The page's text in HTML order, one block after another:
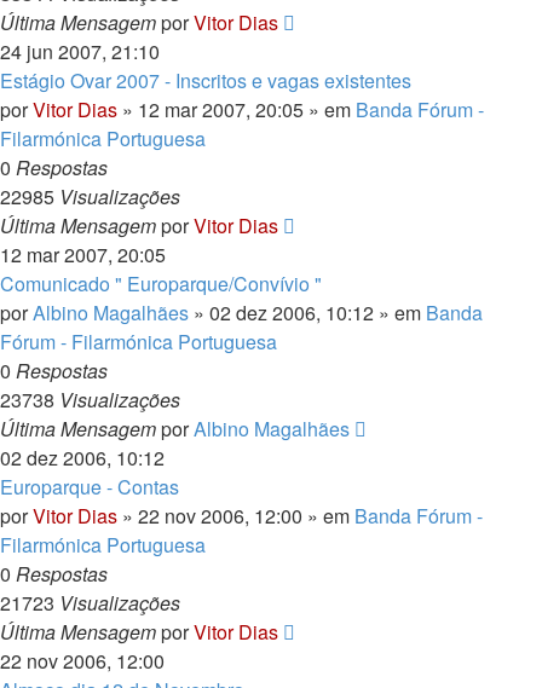
Última MensagemporVitor Dias
24 jun 2007, 21:10
Estágio Ovar 2007 - Inscritos e vagas existentes
porVitor Dias » 12 mar 2007, 20:05 » em Banda Fórum -
Filarmónica Portuguesa
0 Respostas
22985 Visualizações
Última MensagemporVitor Dias
12 mar 2007, 20:05
Comunicado " Europarque/Convívio "
porAlbino Magalhães » 02 dez 2006, 10:12 » em Banda
Fórum - Filarmónica Portuguesa
0 Respostas
23738 Visualizações
Última MensagemporAlbino Magalhães
02 dez 2006, 10:12
Europarque - Contas
porVitor Dias » 22 nov 2006, 12:00 » em Banda Fórum -
Filarmónica Portuguesa
0 Respostas
21723 Visualizações
Última MensagemporVitor Dias
22 nov 2006, 12:00